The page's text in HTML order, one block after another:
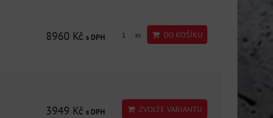
8960 Kč s DPH ks DO KOŠÍKU
3949 Kč s DPH ZVOLTE VARIANTU